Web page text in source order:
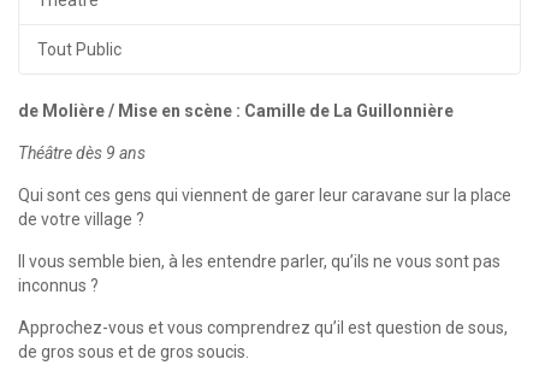
Tout Public
de Molière / Mise en scène : Camille de La Guillonnière
Théâtre dès 9 ans
Qui sont ces gens qui viennent de garer leur caravane sur la place
de votre village ?
Il vous semble bien, à les entendre parler, qu’ils ne vous sont pas
inconnus ?
Approchez-vous et vous comprendrez qu’il est question de sous,
de gros sous et de gros soucis.